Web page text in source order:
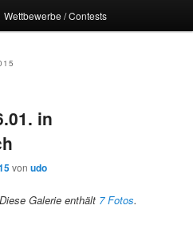
Wettbewerbe / Contests
in
vonudo
Diese Galerie enthält 7 Fotos.